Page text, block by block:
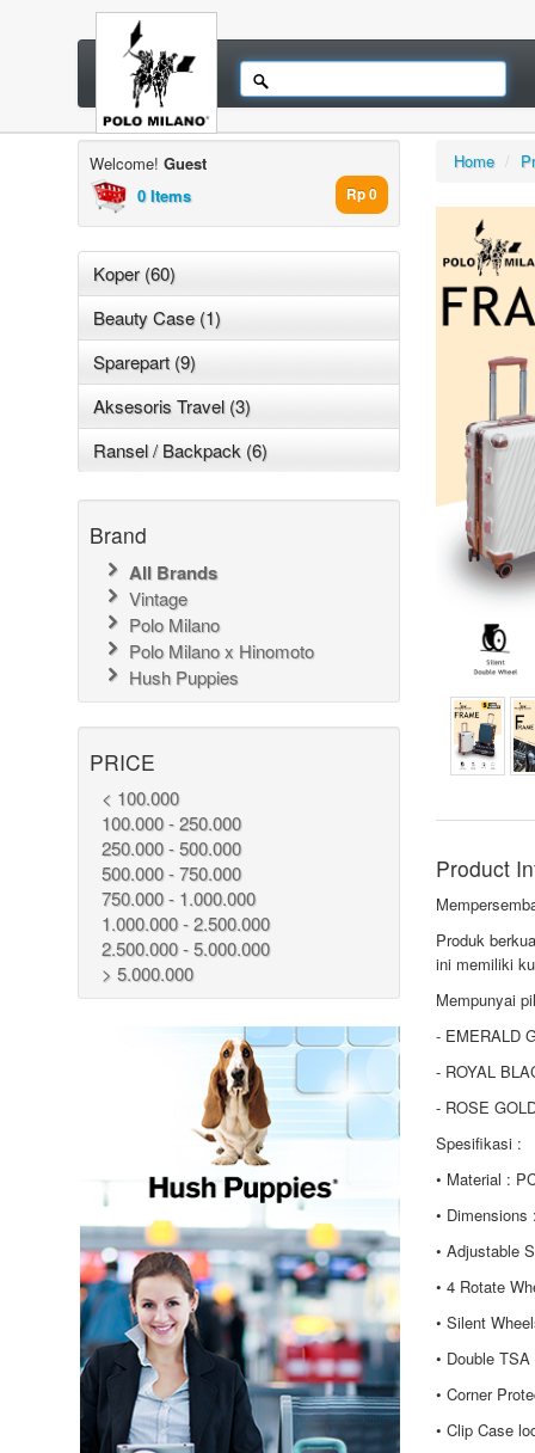
Welcome! Guest
0 Items
Rp 0
Koper (60)
Beauty Case (1)
Sparepart (9)
Aksesoris Travel (3)
Ransel / Backpack (6)
Brand
All Brands
Vintage
Polo Milano
Polo Milano x Hinomoto
Hush Puppies
PRICE
< 100.000
100.000 - 250.000
250.000 - 500.000
500.000 - 750.000
750.000 - 1.000.000
1.000.000 - 2.500.000
2.500.000 - 5.000.000
> 5.000.000
Home /
Product
Produk
ini memiliki
Mempunyai
- EMERALD
- ROYAL
- ROSE
Spesifikasi :
• Material :
• Dimensions
• Adjustable
• 4 Rotate
• Silent
• Double TSA
• Corner
• Clip Case